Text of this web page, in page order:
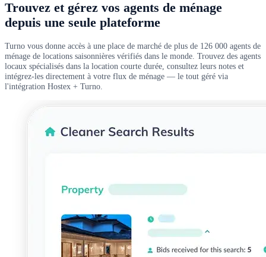
Trouvez et gérez vos agents de ménage
depuis une seule plateforme
Turno vous donne accès à une place de marché de plus de 126 000 agents de
ménage de locations saisonnières vérifiés dans le monde. Trouvez des agents
locaux spécialisés dans la location courte durée, consultez leurs notes et
intégrez-les directement à votre flux de ménage — le tout géré via
l'intégration Hostex + Turno.